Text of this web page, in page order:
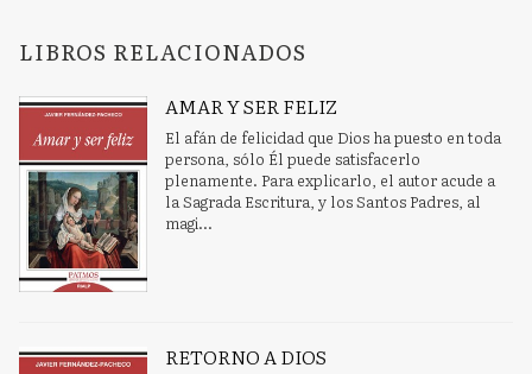
LIBROS RELACIONADOS
AMAR Y SER FELIZ
El afán de felicidad que Dios ha puesto en toda
persona, sólo Él puede satisfacerlo
plenamente. Para explicarlo, el autor acude a
la Sagrada Escritura, y los Santos Padres, al
magi...
RETORNO A DIOS